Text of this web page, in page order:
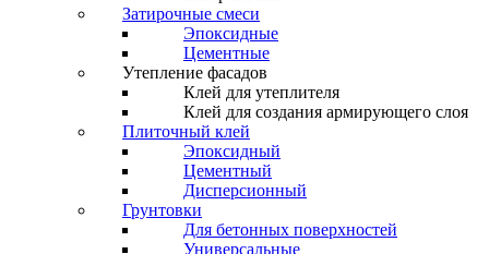
Затирочные смеси
Эпоксидные
Цементные
Утепление фасадов
Клей для утеплителя
Клей для создания армирующего слоя
Плиточный клей
Эпоксидный
Цементный
Дисперсионный
Грунтовки
Для бетонных поверхностей
Универсальные